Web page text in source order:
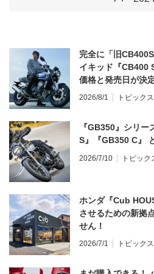
完全に「旧
イキッド『CB400
価格と発売日が決
2026/8/1 トピックス
『GB350』シリ
S』『GB350 C』
2026/7/10 トピック
ホンダ『Cub
させるための新拠
せん！
2026/7/1 トピックス